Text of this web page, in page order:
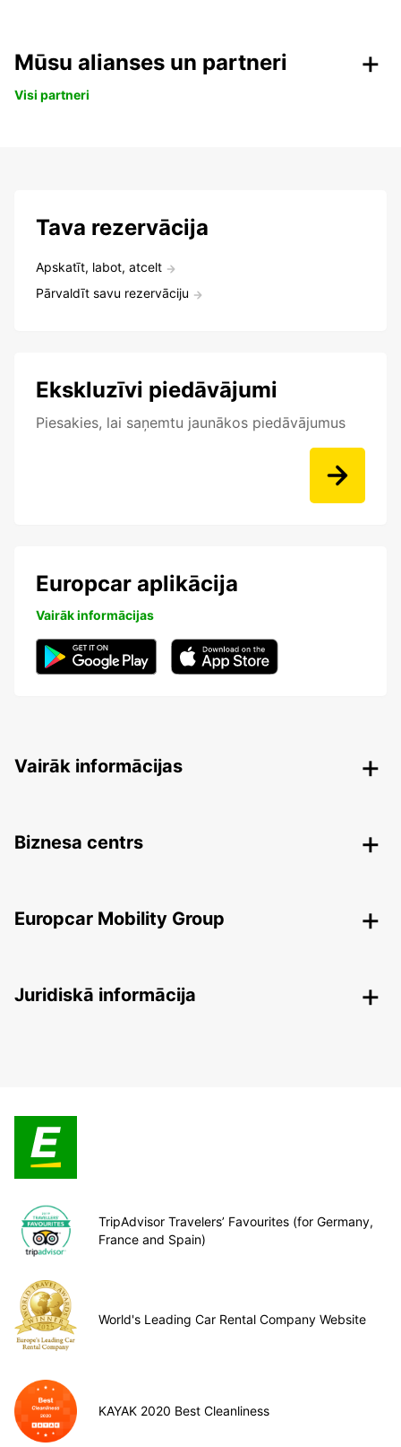
Mūsu alianses un partneri
Visi partneri
Tava rezervācija
Apskatīt, labot, atcelt
Pārvaldīt savu rezervāciju
Ekskluzīvi piedāvājumi
Piesakies, lai saņemtu jaunākos piedāvājumus
Europcar aplikācija
Vairāk informācijas
Vairāk informācijas
Biznesa centrs
Europcar Mobility Group
Juridiskā informācija
TripAdvisor Travelers’ Favourites (for Germany,
France and Spain)
World's Leading Car Rental Company Website
KAYAK 2020 Best Cleanliness